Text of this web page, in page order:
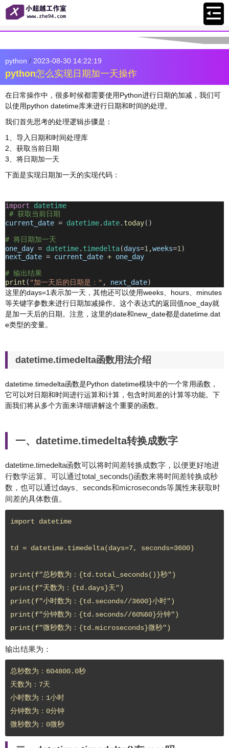
python / 2023-08-30 14:22:19
python怎么实现日期加一天操作
在日常操作中，很多时候都需要使用Python进行日期的加减，我们可
以使用python datetime库来进行日期和时间的处理。
我们首先思考的处理逻辑步骤是：
1、导入日期和时间处理库
2、获取当前日期
3、将日期加一天
下面是实现日期加一天的实现代码：
import
datetime
# 获取当前日期
current_date = datetime. date. today()
# 将日期加一天
one_day = datetime. timedelta(days=1 ,weeks=1 )
next_date = current_date + one_day
# 输出结果
print ( "加一天后的日期是：" , next_date)
这里的days=1表示加一天，其他还可以使用weeks、hours、minutes
等关键字参数来进行日期加减操作。这个表达式的返回值noe_day就
是加一天后的日期。注意，这里的date和new_date都是datetime.dat
e类型的变量。
datetime.timedelta函数用法介绍
datetime.timedelta函数是Python datetime模块中的一个常用函数，
它可以对日期和时间进行运算和计算，包含时间差的计算等功能。下
面我们将从多个方面来详细讲解这个重要的函数。
一、datetime.timedelta转换成数字
datetime.timedelta函数可以将时间差转换成数字，以便更好地进
行数学运算。可以通过total_seconds()函数来将时间差转换成秒
数，也可以通过days、seconds和microseconds等属性来获取时
间差的具体数值。
import datetime
td = datetime.timedelta(days=7, seconds=3600)
print(f"总秒数为：{td.total_seconds()}秒")
print(f"天数为：{td.days}天")
print(f"小时数为：{td.seconds//3600}小时")
print(f"分钟数为：{td.seconds//60%60}分钟")
输出结果为：
总秒数为：604800.0秒
天数为：7天
小时数为：1小时
分钟数为：0分钟